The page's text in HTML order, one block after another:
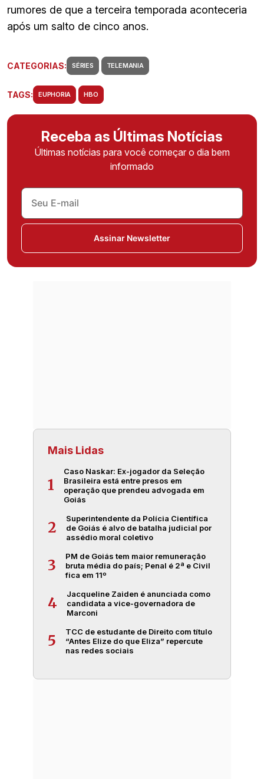
rumores de que a terceira temporada aconteceria
após um salto de cinco anos.
CATEGORIAS: SÉRIES TELEMANIA
TAGS: EUPHORIA HBO
Receba as Últimas Notícias
Últimas notícias para você começar o dia bem
informado
Assinar Newsletter
Mais Lidas
1
Caso Naskar: Ex-jogador da Seleção
Brasileira está entre presos em
operação que prendeu advogada em
Goiás
2
Superintendente da Polícia Científica
de Goiás é alvo de batalha judicial por
assédio moral coletivo
3
PM de Goiás tem maior remuneração
bruta média do país; Penal é 2ª e Civil
fica em 11º
4
Jacqueline Zaiden é anunciada como
candidata a vice-governadora de
Marconi
5
TCC de estudante de Direito com título
“Antes Elize do que Eliza” repercute
nas redes sociais